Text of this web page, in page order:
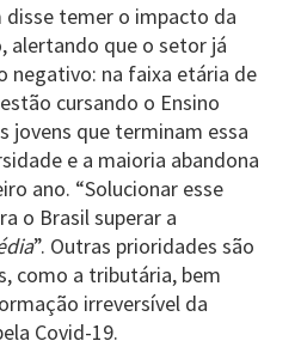
temer o impacto da
alertando que o setor já
negativo: na faixa etária de
cursando o Ensino
jovens que terminam essa
e a maioria abandona
ano. “Solucionar esse
o Brasil superar a
”. Outras prioridades são
como a tributária, bem
irreversível da
Covid-19.